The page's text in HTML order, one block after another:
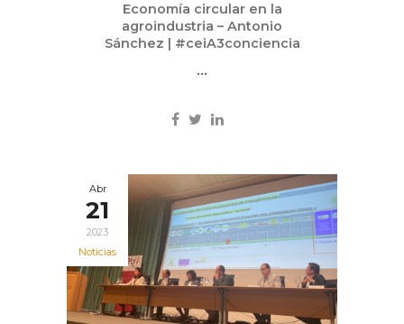
Economía circular en la
agroindustria – Antonio
Sánchez | #ceiA3conciencia
...
Abr
21
2023
Noticias